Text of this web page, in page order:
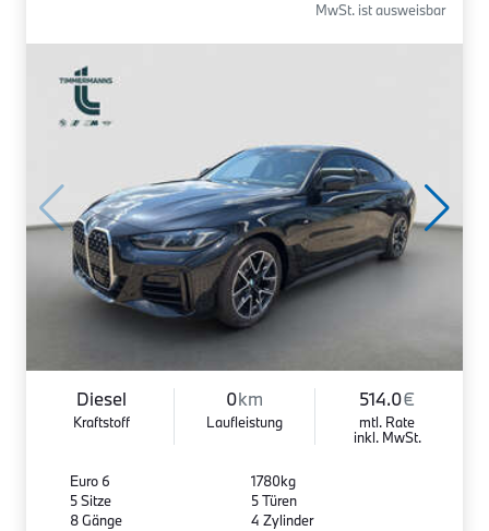
MwSt. ist ausweisbar
Diesel
Kraftstoff
0km
Laufleistung
514.0€
mtl. Rate
inkl. MwSt.
Euro 6
5 Sitze
8 Gänge
1780kg
5 Türen
4 Zylinder